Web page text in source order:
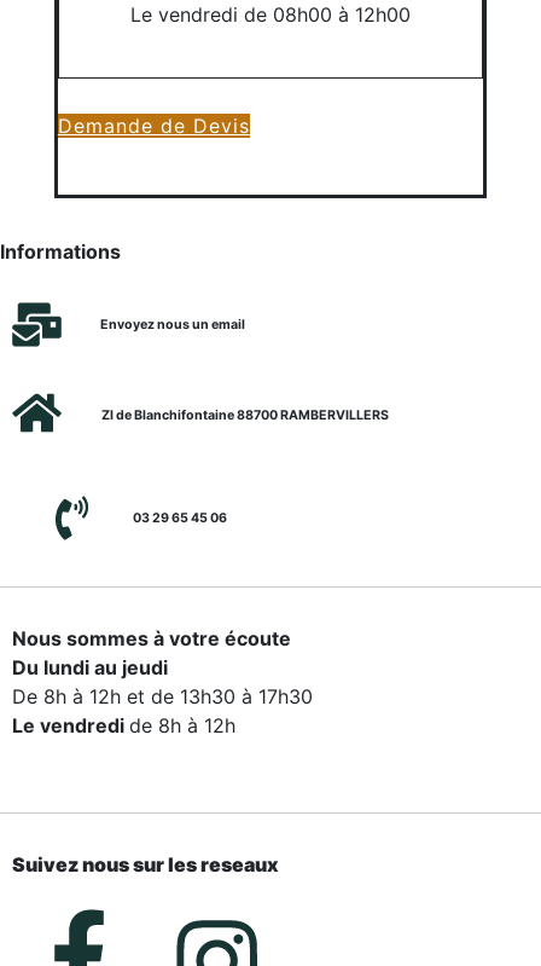
Le vendredi de 08h00 à 12h00
Demande de Devis
Informations
Envoyez nous un email
ZI de Blanchifontaine 88700 RAMBERVILLERS
03 29 65 45 06
Nous sommes à votre écoute
Du lundi au jeudi
De 8h à 12h et de 13h30 à 17h30
Le vendredi de 8h à 12h
Suivez nous sur les reseaux